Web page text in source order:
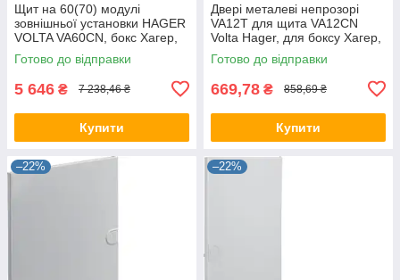
Щит на 60(70) модулі
зовнішньої установки HAGER
VOLTA VA60CN, бокс Хагер,
шафа розподільна
Готово до відправки
5 646 ₴ 7 238,46 ₴
Купити
Двері металеві непрозорі
VA12T для щита VA12CN
Volta Hager, для боксу Хагер,
щит розподільний
Готово до відправки
669,78 ₴ 858,69 ₴
Купити
–22% –22%